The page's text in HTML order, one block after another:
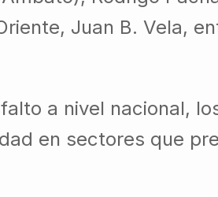
Juan B. Vela,
a nivel nacional,
en sectores que